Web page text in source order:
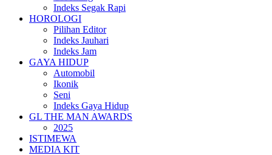
Indeks Segak Rapi
HOROLOGI
Pilihan Editor
Indeks Jauhari
Indeks Jam
GAYA HIDUP
Automobil
Ikonik
Seni
Indeks Gaya Hidup
GL THE MAN AWARDS
2025
ISTIMEWA
MEDIA KIT